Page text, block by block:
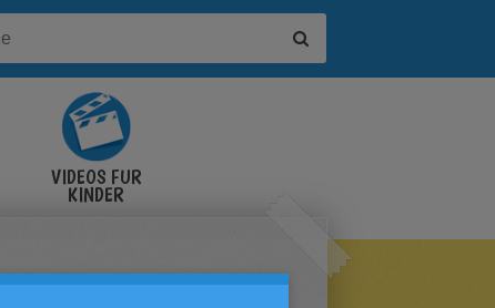
VIDEOS FÜR
KINDER